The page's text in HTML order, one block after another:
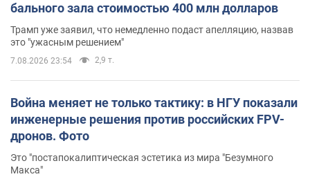
бального зала стоимостью 400 млн долларов
Трамп уже заявил, что немедленно подаст апелляцию, назвав
это "ужасным решением"
7.08.2026 23:54 2,9 т.
Война меняет не только тактику: в НГУ показали
инженерные решения против российских FPV-
дронов. Фото
Это "постапокалиптическая эстетика из мира "Безумного
Макса"